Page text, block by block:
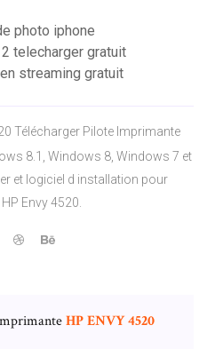
photo iphone
telecharger gratuit
streaming gratuit
Télécharger Pilote Imprimante
8.1, Windows 8, Windows 7 et
et logiciel d installation pour
Envy 4520.
HPENVY4520